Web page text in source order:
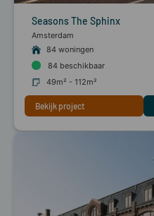
Seasons The Sphinx
Amsterdam
84 woningen
84 beschikbaar
49m² - 112m²
Bekijk project